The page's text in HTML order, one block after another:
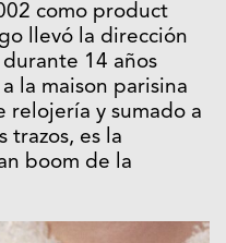
como product
llevó la dirección
14 años
la maison parisina
relojería y sumado a
trazos, es la
boom de la